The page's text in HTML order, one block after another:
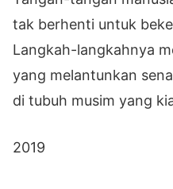
tak berhenti untuk
Langkah-langkahnya
yang melantunkan
di tubuh musim yang
2019